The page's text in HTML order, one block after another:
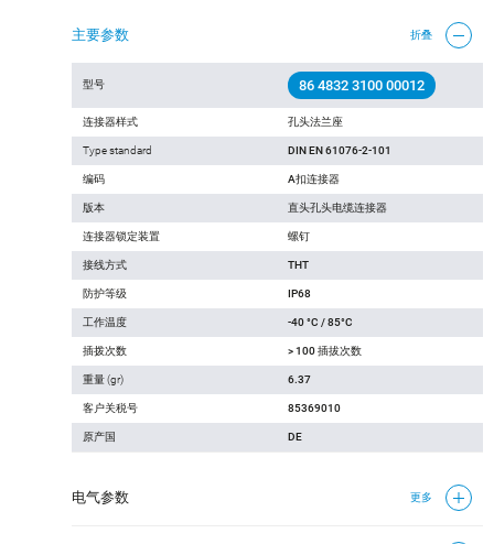
主要参数 折叠
型号 86 4832 3100 00012
连接器样式 孔头法兰座
Type standard DIN EN 61076-2-101
编码 A扣连接器
版本 直头孔头电缆连接器
连接器锁定装置 螺钉
接线方式 THT
防护等级 IP68
工作温度 -40 °C / 85°C
插拨次数 > 100 插拔次数
重量 (gr) 6.37
客户关税号 85369010
原产国 DE
电气参数 更多